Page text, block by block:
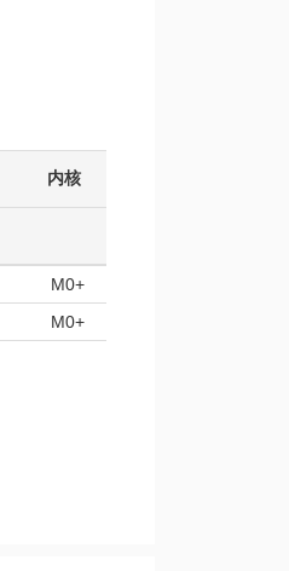
内核
M0+
M0+